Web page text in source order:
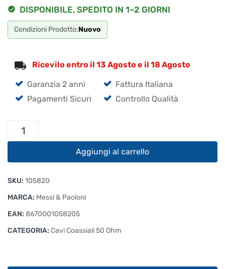
DISPONIBILE, SPEDITO IN 1–2 GIORNI
Condizioni Prodotto:Nuovo
Ricevilo entro il 13 Agosto e il 18 Agosto
Garanzia 2 anni
Fattura Italiana
Pagamenti Sicuri
Controllo Qualità
7
&
Paoloni
quantità
Aggiungi al carrello
SKU: 105820
MARCA: Messi & Paoloni
EAN: 8670001058205
CATEGORIA: Cavi Coassiali 50 Ohm